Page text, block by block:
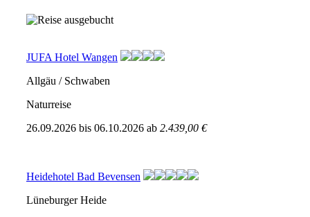
JUFA Hotel Wangen
Allgäu / Schwaben
Naturreise
26.09.2026 bis 06.10.2026 ab 2.439,00 €
Heidehotel Bad Bevensen
Lüneburger Heide